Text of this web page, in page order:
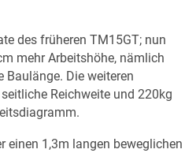
des früheren TM15GT; nun
mehr Arbeitshöhe, nämlich
Baulänge. Die weiteren
Reichweite und 220kg
einen 1,3m langen beweglichen